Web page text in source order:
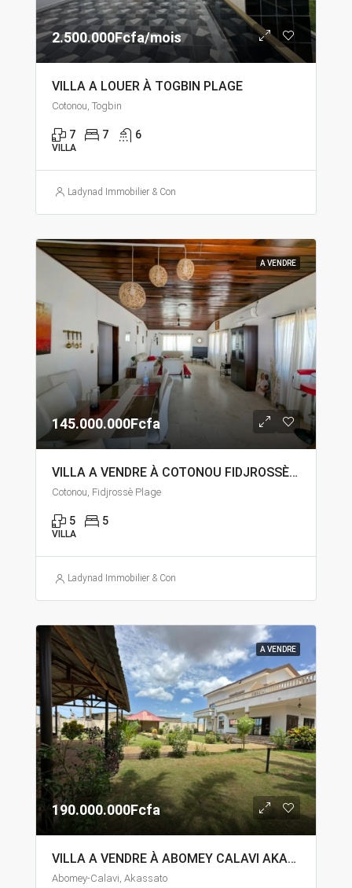
2.500.000Fcfa/mois
VILLA A LOUER À TOGBIN PLAGE
Cotonou, Togbin
7 7 6
VILLA
Ladynad Immobilier & Construction
A VENDRE
145.000.000Fcfa
VILLA A VENDRE À COTONOU FIDJROSSÈ PLAGE
Cotonou, Fidjrossè Plage
5 5
VILLA
Ladynad Immobilier & Construction
A VENDRE
190.000.000Fcfa
VILLA A VENDRE À ABOMEY CALAVI AKASSATO
Abomey-Calavi, Akassato